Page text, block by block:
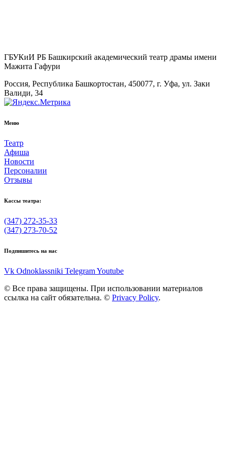
ГБУКиИ РБ Башкирский академический театр драмы имени
Мажита Гафури
Россия, Республика Башкортостан, 450077, г. Уфа, ул. Заки
Валиди, 34
Меню
Театр
Афиша
Новости
Персоналии
Отзывы
Кассы театра:
(347) 272-35-33
(347) 273-70-52
Подпишитесь на нас
Vk Odnoklassniki TelegramYoutube
© Все права защищены. При использовании материалов
ссылка на сайт обязательна. © Privacy Policy.